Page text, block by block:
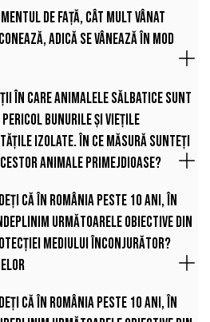
de față, cât mult vânat
adică se vânează în mod
în care animalele sălbatice sunt
pericol bunurile și viețile
izolate. În ce măsură sunteți
animale primejdioase?
că în România peste 10 ani, în
următoarele obiective din
mediului înconjurător?
că în România peste 10 ani, în